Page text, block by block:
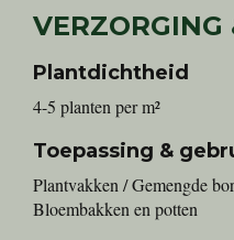
VERZORGING
Plantdichtheid
4-5 planten per m²
Toepassing &
Plantvakken / Gemengde
Bloembakken en potten